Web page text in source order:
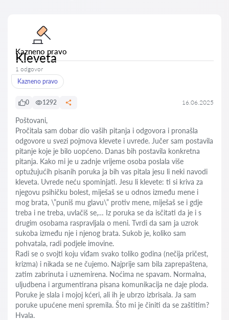
Kazneno pravo
Kleveta
1 odgovor
Kazneno pravo
0 1292 16.06.2025
Poštovani,
Pročitala sam dobar dio vaših pitanja i odgovora i pronašla
odgovore u svezi pojmova klevete i uvrede. Jučer sam postavila
pitanje koje je bilo uopćeno. Danas bih postavila konkretna
pitanja. Kako mi je u zadnje vrijeme osoba poslala više
optužujućih pisanih poruka ja bih vas pitala jesu li neki navodi
kleveta. Uvrede neću spominjati. Jesu li klevete: ti si kriva za
njegovu psihičku bolest, miješaš se u odnos između mene i
mog brata, \”puniš mu glavu\” protiv mene, miješaš se i gdje
treba i ne treba, uvlačiš se,… Iz poruka se da isčitati da je i s
drugim osobama raspravljala o meni. Tvrdi da sam ja uzrok
sukoba između nje i njenog brata. Sukob je, koliko sam
pohvatala, radi podjele imovine.
Radi se o svojti koju viđam svako toliko godina (nečija pričest,
krizma) i nikada se ne čujemo. Najprije sam bila zaprepaštena,
zatim zabrinuta i uznemirena. Noćima ne spavam. Normalna,
uljudbena i argumentirana pisana komunikacija ne daje ploda.
Poruke je slala i mojoj kćeri, ali ih je ubrzo izbrisala. Ja sam
poruke upućene meni spremila. Što mi je činiti da se zaštitim?
Hvala.